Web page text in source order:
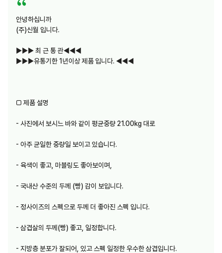
안녕하십니까
(주)신월 입니다.
▶▶▶ 최 근 통 관◀◀◀
▶▶▶유통기한 1년이상 제품 입니다. ◀◀◀
□ 제품 설명
- 사진에서 보시느 바와 같이 평균중량 21.00kg 대로
- 아주 균일한 중량일 보이고 있습니다.
- 육색이 좋고, 마블링도 좋아보이며,
- 국내산 수준의 두께 (빵) 감이 보입니다.
- 정사이즈의 스펙으로 두께 더 좋아진 스펙 입니다.
- 삼겹살의 두께(빵) 좋고, 일정합니다.
- 지방층 분포가 잘되어, 있고 스펙 일정한 우수한 삼겹입니다.